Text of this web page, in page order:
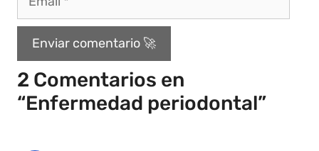
2 Comentarios en
“Enfermedad periodontal”